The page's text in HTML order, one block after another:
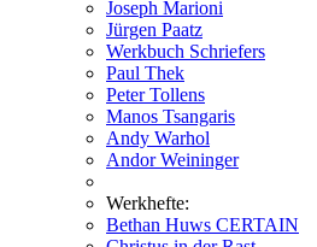
Joseph Marioni
Jürgen Paatz
Werkbuch Schriefers
Paul Thek
Peter Tollens
Manos Tsangaris
Andy Warhol
Andor Weininger
Werkhefte:
Bethan Huws CERTAIN